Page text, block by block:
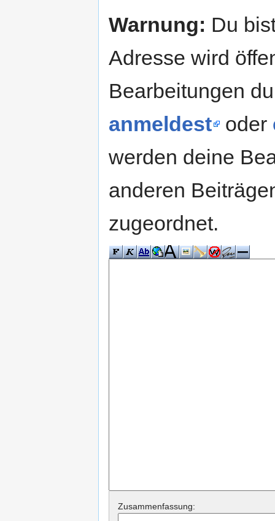
Warnung: Du
Adresse wird
Bearbeitungen
anmeldest
oder
werden deine
anderen
zugeordnet.
Zusammenfassung: